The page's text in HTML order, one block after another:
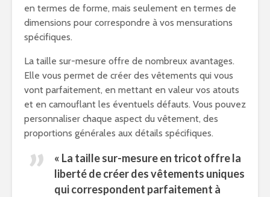
en termes de forme, mais seulement en termes de
dimensions pour correspondre à vos mensurations
spécifiques.
La taille sur-mesure offre de nombreux avantages.
Elle vous permet de créer des vêtements qui vous
vont parfaitement, en mettant en valeur vos atouts
et en camouflant les éventuels défauts. Vous pouvez
personnaliser chaque aspect du vêtement, des
proportions générales aux détails spécifiques.
« La taille sur-mesure en tricot offre la
liberté de créer des vêtements uniques
qui correspondent parfaitement à